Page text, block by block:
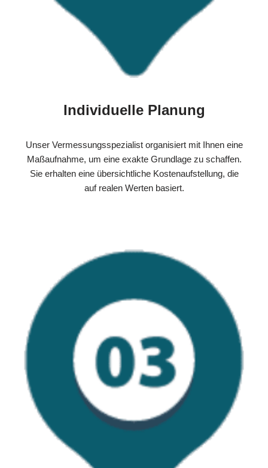
Individuelle Planung
Unser Vermessungsspezialist organisiert mit Ihnen eine
Maßaufnahme, um eine exakte Grundlage zu schaffen.
Sie erhalten eine übersichtliche Kostenaufstellung, die
auf realen Werten basiert.